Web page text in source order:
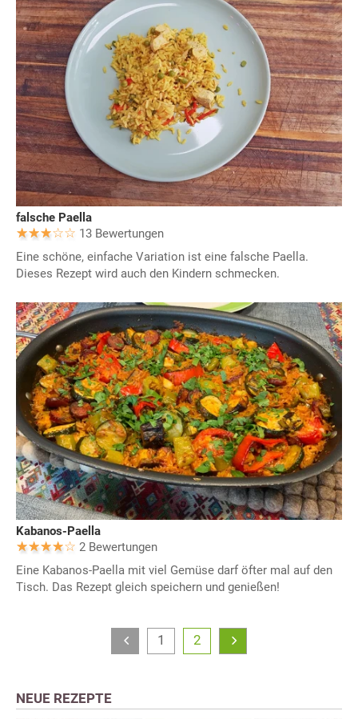
falsche Paella
13 Bewertungen
Eine schöne, einfache Variation ist eine falsche Paella.
Dieses Rezept wird auch den Kindern schmecken.
Kabanos-Paella
2 Bewertungen
Eine Kabanos-Paella mit viel Gemüse darf öfter mal auf den
Tisch. Das Rezept gleich speichern und genießen!
1 2
NEUE REZEPTE